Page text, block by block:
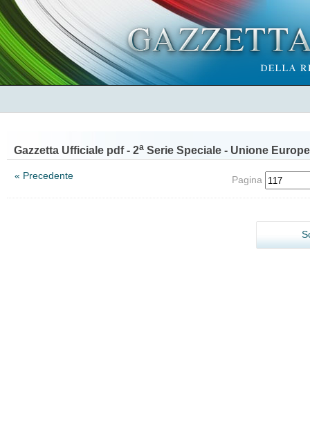
Gazzetta Ufficiale pdf - 2a Serie Speciale - Unione
« Precedente Pagina